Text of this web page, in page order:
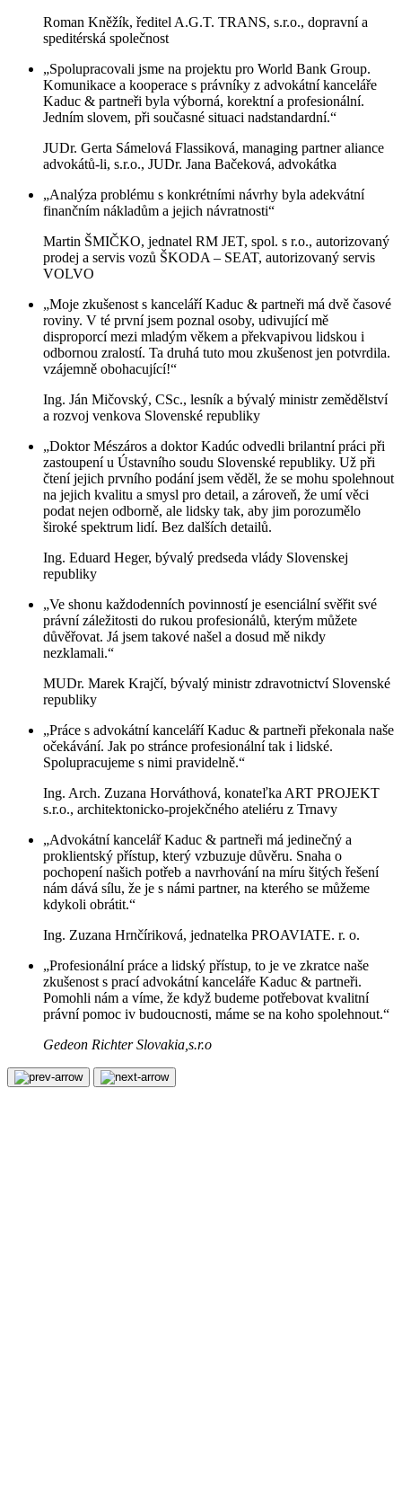
Roman Kněžík, ředitel A.G.T. TRANS, s.r.o., dopravní a
speditérská společnost
„Spolupracovali jsme na projektu pro World Bank Group.
Komunikace a kooperace s právníky z advokátní kanceláře
Kaduc & partneři byla výborná, korektní a profesionální.
Jedním slovem, při současné situaci nadstandardní.“
JUDr. Gerta Sámelová Flassiková, managing partner aliance
advokátů-li, s.r.o., JUDr. Jana Bačeková, advokátka
„Analýza problému s konkrétními návrhy byla adekvátní
finančním nákladům a jejich návratnosti“
Martin ŠMIČKO, jednatel RM JET, spol. s r.o., autorizovaný
prodej a servis vozů ŠKODA – SEAT, autorizovaný servis
VOLVO
„Moje zkušenost s kanceláří Kaduc & partneři má dvě časové
roviny. V té první jsem poznal osoby, udivující mě
disproporcí mezi mladým věkem a překvapivou lidskou i
odbornou zralostí. Ta druhá tuto mou zkušenost jen potvrdila.
vzájemně obohacující!“
Ing. Ján Mičovský, CSc., lesník a bývalý ministr zemědělství
a rozvoj venkova Slovenské republiky
„Doktor Mészáros a doktor Kadúc odvedli brilantní práci při
zastoupení u Ústavního soudu Slovenské republiky. Už při
čtení jejich prvního podání jsem věděl, že se mohu spolehnout
na jejich kvalitu a smysl pro detail, a zároveň, že umí věci
podat nejen odborně, ale lidsky tak, aby jim porozumělo
široké spektrum lidí. Bez dalších detailů.
Ing. Eduard Heger, bývalý predseda vlády Slovenskej
republiky
„Ve shonu každodenních povinností je esenciální svěřit své
právní záležitosti do rukou profesionálů, kterým můžete
důvěřovat. Já jsem takové našel a dosud mě nikdy
nezklamali.“
MUDr. Marek Krajčí, bývalý ministr zdravotnictví Slovenské
republiky
„Práce s advokátní kanceláří Kaduc & partneři překonala naše
očekávání. Jak po stránce profesionální tak i lidské.
Spolupracujeme s nimi pravidelně.“
Ing. Arch. Zuzana Horváthová, konateľka ART PROJEKT
s.r.o., architektonicko-projekčného ateliéru z Trnavy
„Advokátní kancelář Kaduc & partneři má jedinečný a
proklientský přístup, který vzbuzuje důvěru. Snaha o
pochopení našich potřeb a navrhování na míru šitých řešení
nám dává sílu, že je s námi partner, na kterého se můžeme
kdykoli obrátit.“
Ing. Zuzana Hrnčíriková, jednatelka PROAVIATE. r. o.
„Profesionální práce a lidský přístup, to je ve zkratce naše
zkušenost s prací advokátní kanceláře Kaduc & partneři.
Pomohli nám a víme, že když budeme potřebovat kvalitní
právní pomoc iv budoucnosti, máme se na koho spolehnout.“
Gedeon Richter Slovakia,s.r.o